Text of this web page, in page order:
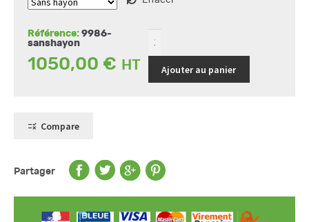
Référence: 9986-
sanshayon
1050,00 €
L
Ajouter au panier
Compare
Partager